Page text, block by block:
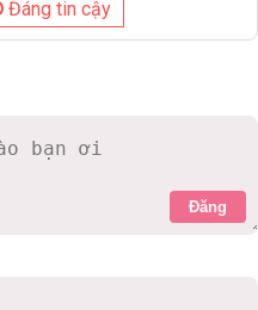
Đáng tin cậy
Đăng